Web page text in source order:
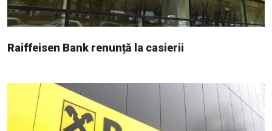
Raiffeisen Bank renunță la casierii